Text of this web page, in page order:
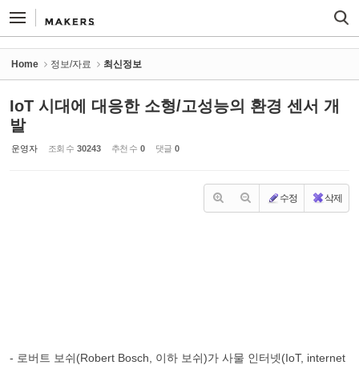
Home 정보/자료 최신정보
IoT 시대에 대응한 소형/고성능의 환경 센서 개
발
운영자 조회 수 30243 추천 수 0 댓글 0
수정 삭제
- 로버트 보쉬(Robert Bosch, 이하 보쉬)가 사물 인터넷(IoT, internet